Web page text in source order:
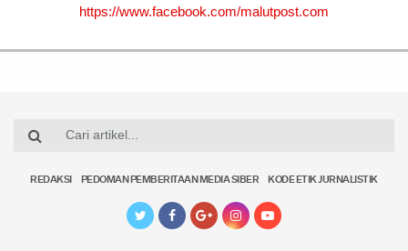
https://www.facebook.com/malutpost.com
REDAKSI PEDOMAN PEMBERITAAN MEDIA SIBER KODE ETIK JURNALISTIK